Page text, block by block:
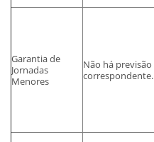
Garantia de
Jornadas
Menores
Não há previsão
correspondente.